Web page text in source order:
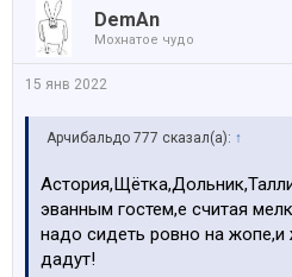
DemAn
Мохнатое чудо
15 янв 2022
Арчибальдо 777 сказал(а): ↑
эванным гостем,е считая
надо сидеть ровно на жопе,и
дадут!